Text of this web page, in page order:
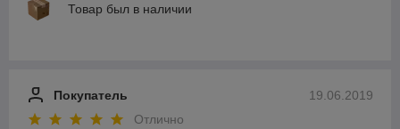
Товар был в наличии
19.06.2019
Покупатель
Отлично